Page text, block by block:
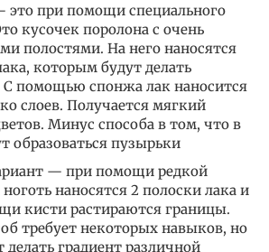
при помощи специального
кусочек поролона с очень
полостями. На него наносятся
которым будут делать
С помощью спонжа лак наносится
слоев. Получается мягкий
Минус способа в том, что в
образоваться пузырьки
— при помощи редкой
наносятся 2 полоски лака и
кисти растираются границы.
требует некоторых навыков, но
делать градиент различной